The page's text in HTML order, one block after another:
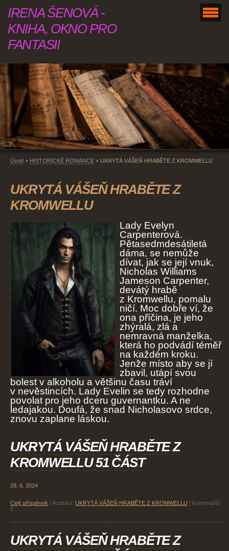
IRENA ŠENOVÁ -
KNIHA, OKNO PRO
FANTASII
Úvod » HISTORICKÉ ROMANCE » UKRYTÁ VÁŠEŇ HRABĚTE Z KROMWELLU
UKRYTÁ VÁŠEŇ HRABĚTE Z
KROMWELLU
Lady Evelyn
Carpenterová.
Pětasedmdesátiletá
dáma, se nemůže
dívat, jak se její vnuk,
Nicholas Williams
Jameson Carpenter,
devátý hrabě
z Kromwellu, pomalu
ničí. Moc dobře ví, že
ona příčina, je jeho
zhýralá, zlá a
nemravná manželka,
která ho podvádí téměř
na každém kroku.
Jenže místo aby se jí
zbavil, utápí svou
bolest v alkoholu a většinu času tráví
v nevěstincích. Lady Evelin se tedy rozhodne
povolat pro jeho dceru guvernantku. A ne
ledajakou. Doufá, že snad Nicholasovo srdce,
znovu zaplane láskou.
UKRYTÁ VÁŠEŇ HRABĚTE Z
KROMWELLU 51 ČÁST
28. 6. 2024
Celý příspěvek Rubrika: UKRYTÁ VÁŠEŇ HRABĚTE Z KROMWELLU
Komentářů:
0
UKRYTÁ VÁŠEŇ HRABĚTE Z